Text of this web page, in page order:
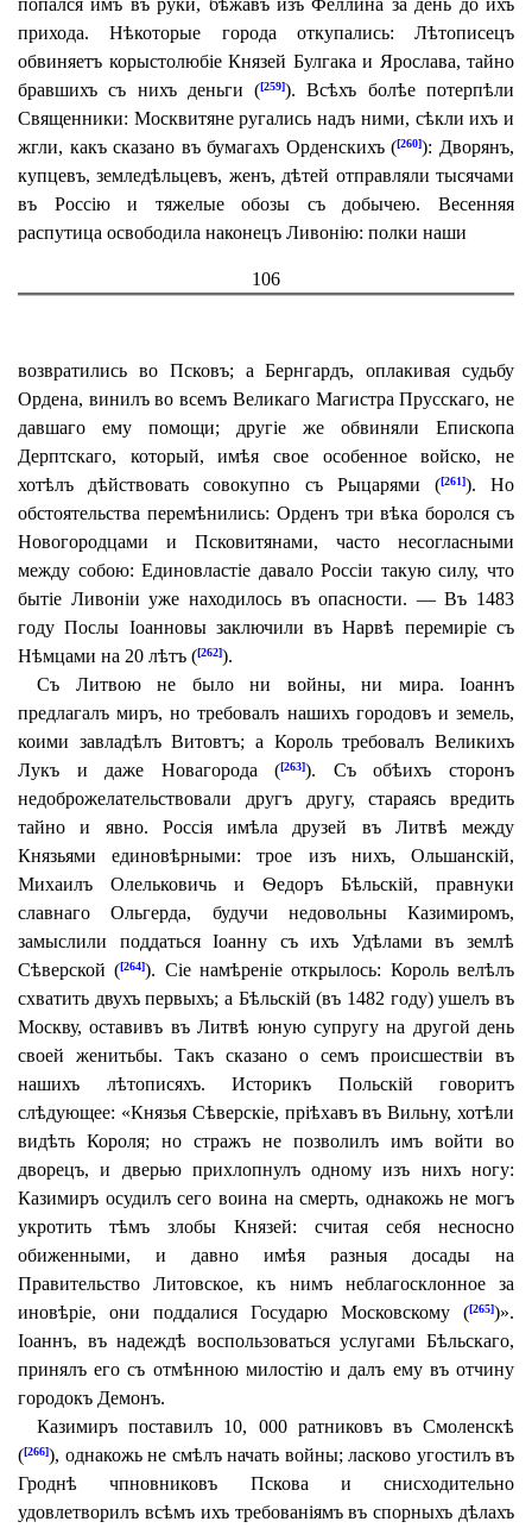
прихода. Нѣкоторые города откупались: Лѣтописецъ
обвиняетъ корыстолюбіе Князей Булгака и Ярослава, тайно
бравшихъ съ нихъ деньги ([259]). Всѣхъ болѣе потерпѣли
Священники: Москвитяне ругались надъ ними, сѣкли ихъ и
жгли, какъ сказано въ бумагахъ Орденскихъ ([260]): Дворянъ,
купцевъ, земледѣльцевъ, женъ, дѣтей отправляли тысячами
въ Россію и тяжелые обозы съ добычею. Весенняя
распутица освободила наконецъ Ливонію: полки наши
106
возвратились во Псковъ; а Бернгардъ, оплакивая судьбу
Ордена, винилъ во всемъ Великаго Магистра Прусскаго, не
давшаго ему помощи; другіе же обвиняли Епископа
Дерптскаго, который, имѣя свое особенное войско, не
хотѣлъ дѣйствовать совокупно съ Рыцарями ([261]). Но
обстоятельства перемѣнились: Орденъ три вѣка боролся съ
Новогородцами и Псковитянами, часто несогласными
между собою: Единовластіе давало Россіи такую силу, что
бытіе Ливоніи уже находилось въ опасности. —Въ 1483
году Послы Іоанновы заключили въ Нарвѣ перемиріе съ
Нѣмцами на 20 лѣтъ ([262]).
Съ Литвою не было ни войны, ни мира. Іоаннъ
предлагалъ миръ, но требовалъ нашихъ городовъ и земель,
коими завладѣлъ Витовтъ; а Король требовалъ Великихъ
Лукъ и даже Новагорода ([263]). Съ обѣихъ сторонъ
недоброжелательствовали другъ другу, стараясь вредить
тайно и явно. Россія имѣла друзей въ Литвѣ между
Князьями единовѣрными: трое изъ нихъ, Ольшанскій,
Михаилъ Олельковичь и Ѳедоръ Бѣльскій, правнуки
славнаго Ольгерда, будучи недовольны Казимиромъ,
замыслили поддаться Іоанну съ ихъ Удѣлами въ землѣ
Сѣверской ([264]). Сіе намѣреніе открылось: Король велѣлъ
схватить двухъ первыхъ; а Бѣльскій (въ 1482 году) ушелъ въ
Москву, оставивъ въ Литвѣ юную супругу на другой день
своей женитьбы. Такъ сказано о семъ происшествіи въ
нашихъ лѣтописяхъ. Историкъ Польскій говоритъ
слѣдующее: «Князья Сѣверскіе, пріѣхавъ въ Вильну, хотѣли
видѣть Короля; но стражъ не позволилъ имъ войти во
дворецъ, и дверью прихлопнулъ одному изъ нихъ ногу:
Казимиръ осудилъ сего воина на смерть, однакожь не могъ
укротить тѣмъ злобы Князей: считая себя несносно
обиженными, и давно имѣя разныя досады на
Правительство Литовское, къ нимъ неблагосклонное за
иновѣріе, они поддалися Государю Московскому ([265])».
Іоаннъ, въ надеждѣ воспользоваться услугами Бѣльскаго,
принялъ его съ отмѣнною милостію и далъ ему въ отчину
городокъ Демонъ.
Казимиръ поставилъ 10, 000 ратниковъ въ Смоленскѣ
([266]), однакожь не смѣлъ начать войны; ласково угостилъ въ
Гроднѣ чпновниковъ Пскова и снисходительно
удовлетворилъ всѣмъ ихъ требованіямъ въ спорныхъ дѣлахъ